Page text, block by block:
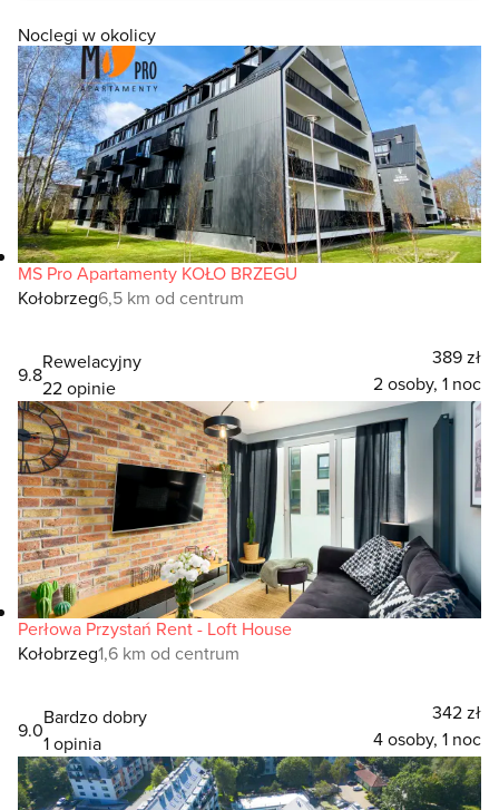
Noclegi w okolicy
MS Pro Apartamenty KOŁO BRZEGU
Kołobrzeg6,5 km od centrum
9.8
Rewelacyjny
22 opinie
389 zł
2 osoby, 1 noc
Perłowa Przystań Rent - Loft House
Kołobrzeg1,6 km od centrum
9.0
Bardzo dobry
1 opinia
342 zł
4 osoby, 1 noc